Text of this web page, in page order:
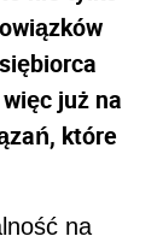
już na
które
na